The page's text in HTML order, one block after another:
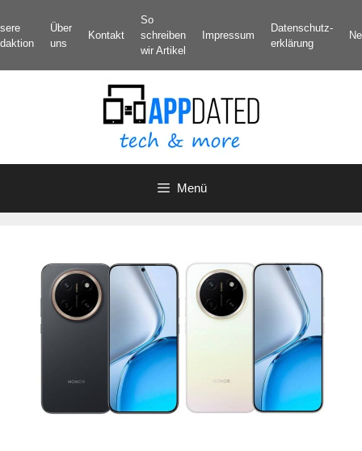
Inhalt
springen
Über
uns
Kontakt
So
schreiben
wir Artikel
Impressum
Datenschutz­
erklärung
Menü